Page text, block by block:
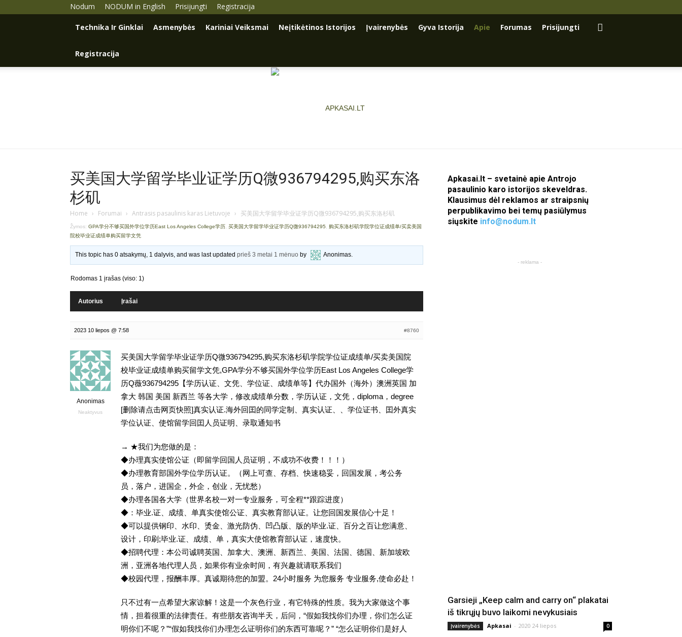
Nodum NODUM in English Prisijungti Registracija
Technika Ir Ginklai Asmenybės Kariniai Veiksmai Neįtikėtinos Istorijos Įvairenybės Gyva Istorija Apie Forumas Prisijungti
Registracija
Apkasai.lt
买美国大学留学毕业证学历Q微936794295,购买东洛
杉矶
Home › Forumai › Antrasis pasaulinis karas Lietuvoje › 买美国大学留学毕业证学历Q微936794295,购买东洛杉矶
Žymos: GPA学分不够买国外学位学历East Los Angeles College学历, 买美国大学留学毕业证学历Q微936794295, 购买东洛杉矶学院学位证成绩单/买卖美国
院校毕业证成绩单购买留学文凭
This topic has 0 atsakymų, 1 dalyvis, and was last updatedprieš 3 metai 1 mėnuo by Anonimas.
Rodomas 1 įrašas (viso: 1)
Autorius Įrašai
2023 10 liepos @ 7:58 #8760
Anonimas
Neaktyvus
买美国大学留学毕业证学历Q微936794295,购买东洛杉矶学院学位证成绩单/买卖美国院
校毕业证成绩单购买留学文凭,GPA学分不够买国外学位学历East Los Angeles College学
历Q薇936794295【学历认证、文凭、学位证、成绩单等】代办国外（海外）澳洲英国 加
拿大 韩国 美国 新西兰 等各大学，修改成绩单分数，学历认证，文凭，diploma，degree
[删除请点击网页快照]真实认证.海外回囯的同学定制、真实认证、、学位证书、囯外真实
学位认证、使馆留学回囯人员证明、录取通知书
→ ★我们为您做的是：
◆办理真实使馆公证（即留学回国人员证明，不成功不收费！！！）
◆办理教育部国外学位学历认证。（网上可查、存档、快速稳妥，回国发展，考公务
员，落户，进国企，外企，创业，无忧愁）
◆办理各国各大学（世界名校一对一专业服务，可全程**跟踪进度）
◆：毕业.证、成绩、单真实使馆公证、真实教育部认证。让您回国发展信心十足！
◆可以提供钢印、水印、烫金、激光防伪、凹凸版、版的毕业.证、百分之百让您满意、
设计，印刷;毕业.证、成绩、单，真实大使馆教育部认证，速度快。
◆招聘代理：本公司诚聘英国、加拿大、澳洲、新西兰、美国、法国、德国、新加坡欧
洲，亚洲各地代理人员，如果你有业余时间，有兴趣就请联系我们
◆校园代理，报酬丰厚。真诚期待您的加盟。24小时服务 为您服务 专业服务,使命必赴！
只不过有一点希望大家谅解！这是一个灰色行业，有它特殊的性质。我为大家做这个事
情，担着很重的法律责任。有些朋友咨询半天，后问，“假如我找你们办理，你们怎么证
明你们不呢？”“假如我找你们办理怎么证明你们的东西可靠呢？” “怎么证明你们是好人
Apkasai.lt – svetainė apie Antrojo
pasaulinio karo istorijos skeveldras.
Klausimus dėl reklamos ar straipsnių
perpublikavimo bei temų pasiūlymus
siųskite info@nodum.lt
- reklama -
Garsieji „Keep calm and carry on“ plakatai
iš tikrųjų buvo laikomi nevykusiais
Įvairenybės Apkasai - 2020 24 liepos 0